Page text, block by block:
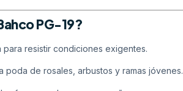
PG-19?
para resistir condiciones exigentes.
poda de rosales, arbustos y ramas jóvenes.